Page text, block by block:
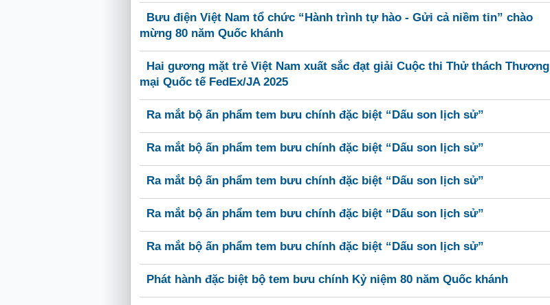
Bưu điện Việt Nam tổ chức “Hành trình tự hào - Gửi cả niềm tin” chào
mừng 80 năm Quốc khánh
Hai gương mặt trẻ Việt Nam xuất sắc đạt giải Cuộc thi Thử thách Thương
mại Quốc tế FedEx/JA 2025
Ra mắt bộ ấn phẩm tem bưu chính đặc biệt “Dấu son lịch sử”
Ra mắt bộ ấn phẩm tem bưu chính đặc biệt “Dấu son lịch sử”
Ra mắt bộ ấn phẩm tem bưu chính đặc biệt “Dấu son lịch sử”
Ra mắt bộ ấn phẩm tem bưu chính đặc biệt “Dấu son lịch sử”
Ra mắt bộ ấn phẩm tem bưu chính đặc biệt “Dấu son lịch sử”
Phát hành đặc biệt bộ tem bưu chính Kỷ niệm 80 năm Quốc khánh